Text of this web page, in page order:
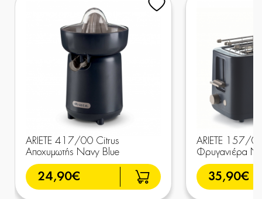
ARIETE 417/00 Citrus
Αποχυμωτής Navy Blue
24,90€
ARIETE 157/
Φρυγανιέρα
35,90€